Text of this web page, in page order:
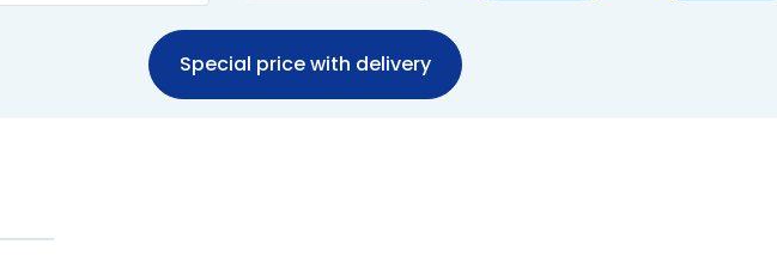
Special price with delivery